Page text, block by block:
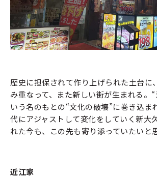
歴史に担保されて作り上げられた土台に
み重なって、また新しい街が生まれる。
いう名のもとの“文化の破壊”に巻き込ま
代にアジャストして変化をしていく新大
れた今も、この先も寄り添っていたいと
近江家